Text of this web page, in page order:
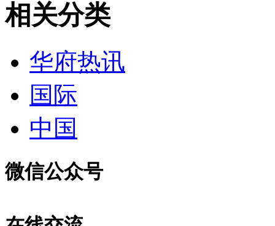
相关分类
华府热讯
国际
中国
微信公众号